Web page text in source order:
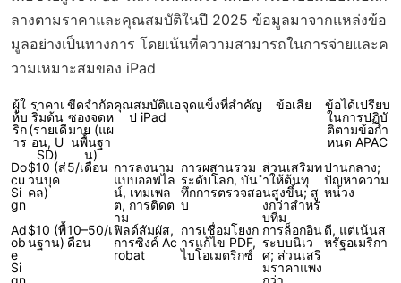
ลางตามราคาและคุณสมบัติในปี 2025 ข้อมูลมาจากแหล่งข้อ
มูลอย่างเป็นทางการ โดยเน้นที่ความสามารถในการจ่ายและค
วามเหมาะสมของ iPad
ผู้ใ
ห้บ
ริก
าร
ราคาเ
ริ่มต้น
(รายเดื
อน, U
SD)
ขีดจำกัด
ซองจดห
มาย (แผ
นพื้นฐา
น)
คุณสมบัติแอ
ป iPad
จุดแข็งที่สำคัญ ข้อเสีย
ข้อได้เปรียบ
ในการปฏิบั
ติตามข้อกำ
หนด APAC
Do
cu
Si
gn
$10 (ส่
วนบุค
คล)
5/เดือน การลงนาม
แบบออฟไล
น์, เทมเพล
ต, การติดต
าม
การผสานรวม
ระดับโลก, บัน
ทึกการตรวจสอ
บ
ส่วนเสริมท
ำให้ต้นทุ
นสูงขึ้น; สู
งกว่าสำหรั
บทีม
ปานกลาง;
ปัญหาความ
หน่วง
Ad
ob
e
Si
gn
$10 (พื้
นฐาน)
10–50/เ
ดือน
ฟิลด์สัมผัส,
การซิงค์ Ac
robat
การเชื่อมโยงก
ารแก้ไข PDF,
ไบโอเมตริกซ์
การล็อกอิน
ระบบนิเว
ศ; ส่วนเสริ
มราคาแพง
กว่า
ดี, แต่เน้นส
หรัฐอเมริกา